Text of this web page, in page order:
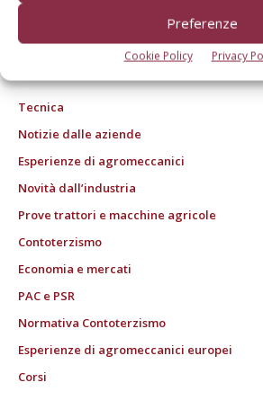
Preferenze
Cookie Policy Privacy
imprese di Milano: 00753480151
Registrazione Tribunale di Milano n. 71 del 05/03/
registrata presso il Tribunale di Bologna n. 6111
ROC "Poste italiane Spa sped. Abbonamento
Tecnica
Notizie dalle aziende
Esperienze di agromeccanici
Novità dall’industria
Prove trattori e macchine agricole
Contoterzismo
Economia e mercati
PAC e PSR
Normativa Contoterzismo
Esperienze di agromeccanici europei
Corsi